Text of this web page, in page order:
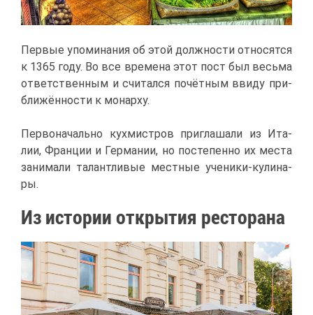
Пер­вые упо­ми­на­ния об этой долж­но­сти от­но­сят­ся
к 1365 го­ду. Во все вре­ме­на этот пост был весь­ма
от­вет­ствен­ным и счи­тал­ся по­чёт­ным вви­ду при­
бли­жён­но­сти к мо­нар­ху.
Пер­во­на­чаль­но кух­ми­ст­ров при­гла­ша­ли из Ита­
лии, Фран­ции и Гер­ма­нии, но по­сте­пен­но их ме­ста
за­ни­ма­ли та­лант­ли­вые мест­ные уче­ни­ки-ку­ли­на­
ры.
Из ис­то­рии от­кры­тия ре­сто­ра­на